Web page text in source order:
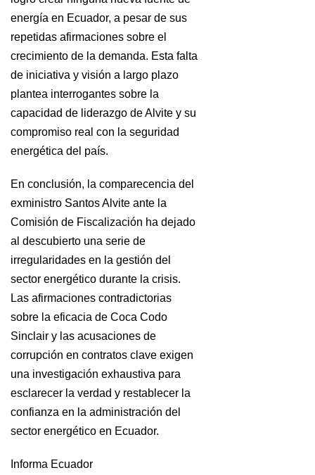
energía en Ecuador, a pesar de sus
repetidas afirmaciones sobre el
crecimiento de la demanda. Esta falta
de iniciativa y visión a largo plazo
plantea interrogantes sobre la
capacidad de liderazgo de Alvite y su
compromiso real con la seguridad
energética del país.
En conclusión, la comparecencia del
exministro Santos Alvite ante la
Comisión de Fiscalización ha dejado
al descubierto una serie de
irregularidades en la gestión del
sector energético durante la crisis.
Las afirmaciones contradictorias
sobre la eficacia de Coca Codo
Sinclair y las acusaciones de
corrupción en contratos clave exigen
una investigación exhaustiva para
esclarecer la verdad y restablecer la
confianza en la administración del
sector energético en Ecuador.
Informa Ecuador